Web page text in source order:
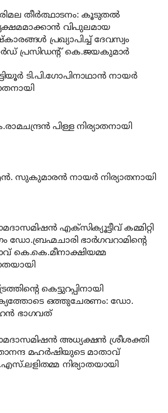
തീര്‍ത്ഥാടനം: കൂടുതല്‍
വിപുലമായ
പ്രഖ്യാപിച്ച് ദേവസ്വം
പ്രസിഡന്റ് കെ.ജയകുമാര്‍
ടി.പി.ഗോപിനാഥാന്‍ നായര്‍
പിള്ള നിര്യാതനായി
സുകുമാരന്‍ നായര്‍ നിര്യാതനായി
എക്‌സിക്യൂട്ടീവ് കമ്മിറ്റി
ഡോ.ബ്രഹ്മചാരി ഭാര്‍ഗവറാമിന്റെ
കെ.കെ.മീനാക്ഷിയമ്മ
കെട്ടുറപ്പിനായി
ഒത്തുചേരണം: ഡോ.
ഭാഗവത്
അധ്യക്ഷന്‍ ശ്രീശക്തി
മഹര്‍ഷിയുടെ മാതാവ്
നിര്യാതയായി